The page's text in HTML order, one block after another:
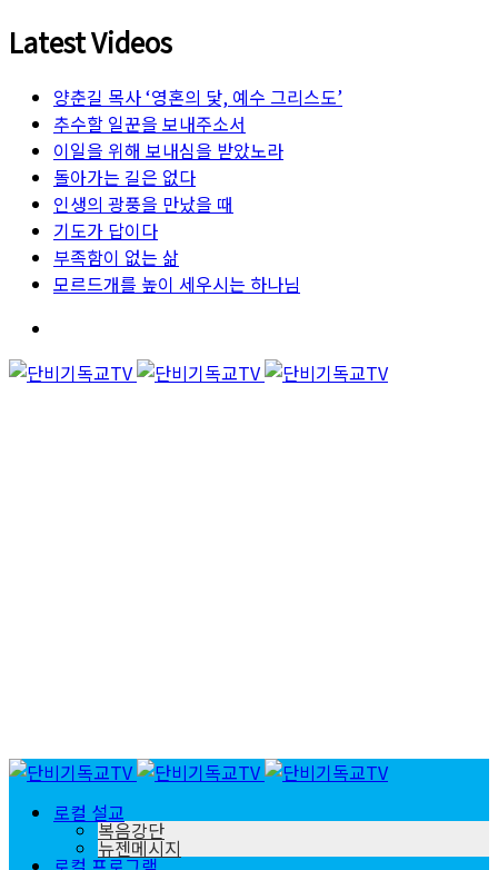
Latest Videos
양춘길 목사 ‘영혼의 닻, 예수 그리스도’
추수할 일꾼을 보내주소서
이일을 위해 보내심을 받았노라
돌아가는 길은 없다
인생의 광풍을 만났을 때
기도가 답이다
부족함이 없는 삶
모르드개를 높이 세우시는 하나님
로컬 설교
복음강단
뉴젠메시지